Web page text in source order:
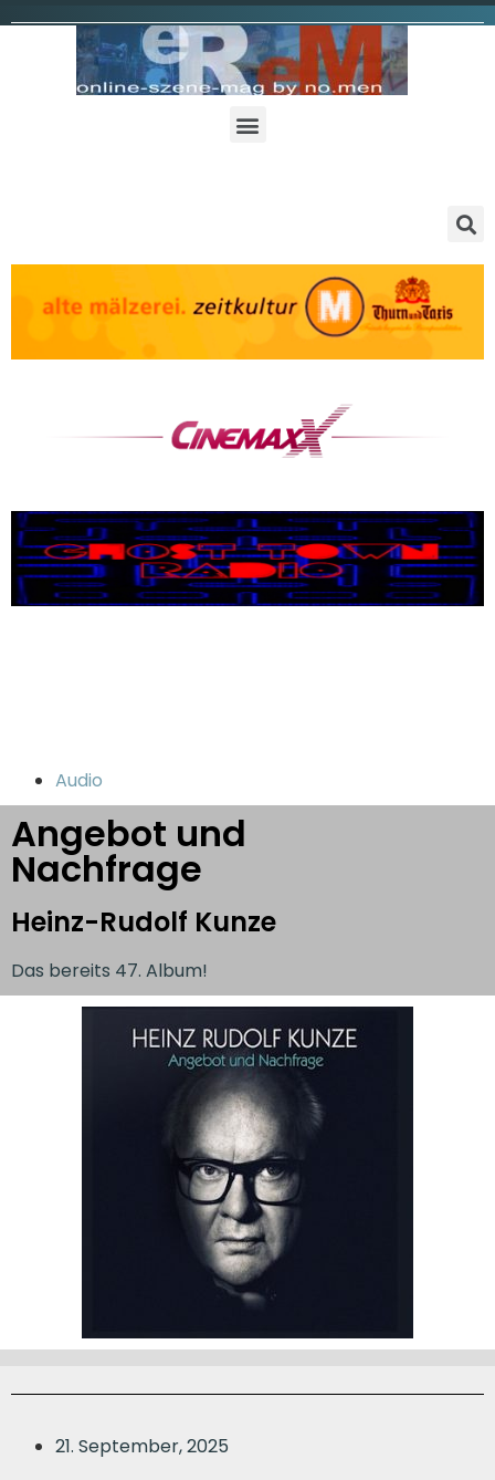
Audio
Angebot und
Nachfrage
Heinz-Rudolf Kunze
Das bereits 47. Album!
21. September, 2025